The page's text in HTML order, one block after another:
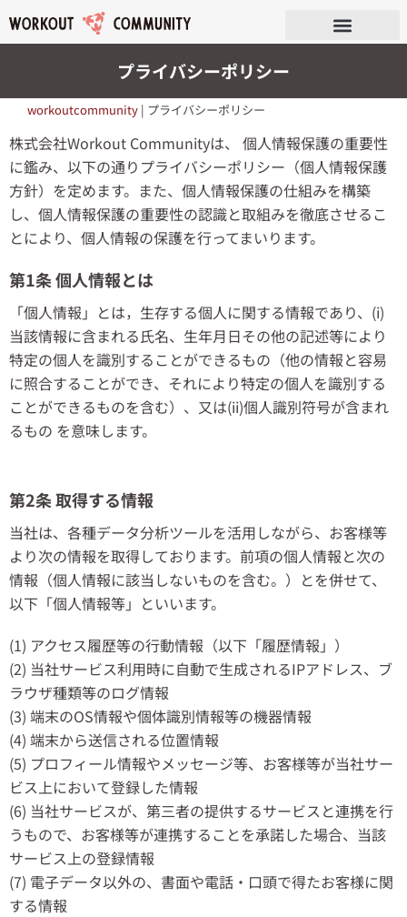
プライバシーポリシー
workoutcommunity | プライバシーポリシー
株式会社Workout Communityは、 個人情報保護の重要性
に鑑み、以下の通りプライバシーポリシー（個人情報保護
方針）を定めます。また、個人情報保護の仕組みを構築
し、個人情報保護の重要性の認識と取組みを徹底させるこ
とにより、個人情報の保護を行ってまいります。
第1条 個人情報とは
「個人情報」とは，生存する個人に関する情報であり、(i)
当該情報に含まれる氏名、生年月日その他の記述等により
特定の個人を識別することができるもの（他の情報と容易
に照合することができ、それにより特定の個人を識別する
ことができるものを含む）、又は(ii)個人識別符号が含まれ
るもの を意味します。
第2条 取得する情報
当社は、各種データ分析ツールを活用しながら、お客様等
より次の情報を取得しております。前項の個人情報と次の
情報（個人情報に該当しないものを含む。）とを併せて、
以下「個人情報等」といいます。
(1) アクセス履歴等の行動情報（以下「履歴情報」）
(2) 当社サービス利用時に自動で生成されるIPアドレス、ブ
ラウザ種類等のログ情報
(3) 端末のOS情報や個体識別情報等の機器情報
(4) 端末から送信される位置情報
(5) プロフィール情報やメッセージ等、お客様等が当社サー
ビス上において登録した情報
(6) 当社サービスが、第三者の提供するサービスと連携を行
うもので、お客様等が連携することを承諾した場合、当該
サービス上の登録情報
(7) 電子データ以外の、書面や電話・口頭で得たお客様に関
する情報